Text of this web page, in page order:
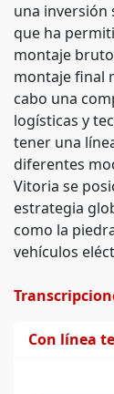
una inversión
que ha
montaje
montaje final
cabo una
logísticas y
tener una
diferentes
Vitoria se
estrategia
como la
vehículos
Con línea